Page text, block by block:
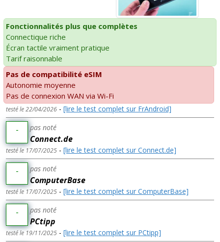
Fonctionnalités plus que complètes
Connectique riche
Écran tactile vraiment pratique
Tarif raisonnable
Pas de compatibilité eSIM
Autonomie moyenne
Pas de connexion WAN via Wi-Fi
testé le 22/04/2026 - [lire le test complet sur FrAndroid]
- pas noté
Connect.de
testé le 17/07/2025 - [lire le test complet sur Connect.de]
- pas noté
ComputerBase
testé le 17/07/2025 - [lire le test complet sur ComputerBase]
- pas noté
PCtipp
testé le 19/11/2025 - [lire le test complet sur PCtipp]